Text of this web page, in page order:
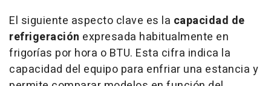
El siguiente aspecto clave es la capacidad de
refrigeración expresada habitualmente en
frigorías por hora o BTU. Esta cifra indica la
capacidad del equipo para enfriar una estancia y